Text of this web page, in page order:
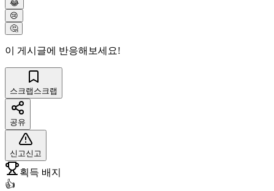
😂
😢
🤔
이 게시글에 반응해보세요!
스크랩 스크랩
공유
신고신고
획득 배지
👍